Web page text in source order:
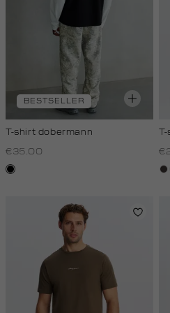
BESTSELLER
T-shirt dobermann
€35.00
zwart